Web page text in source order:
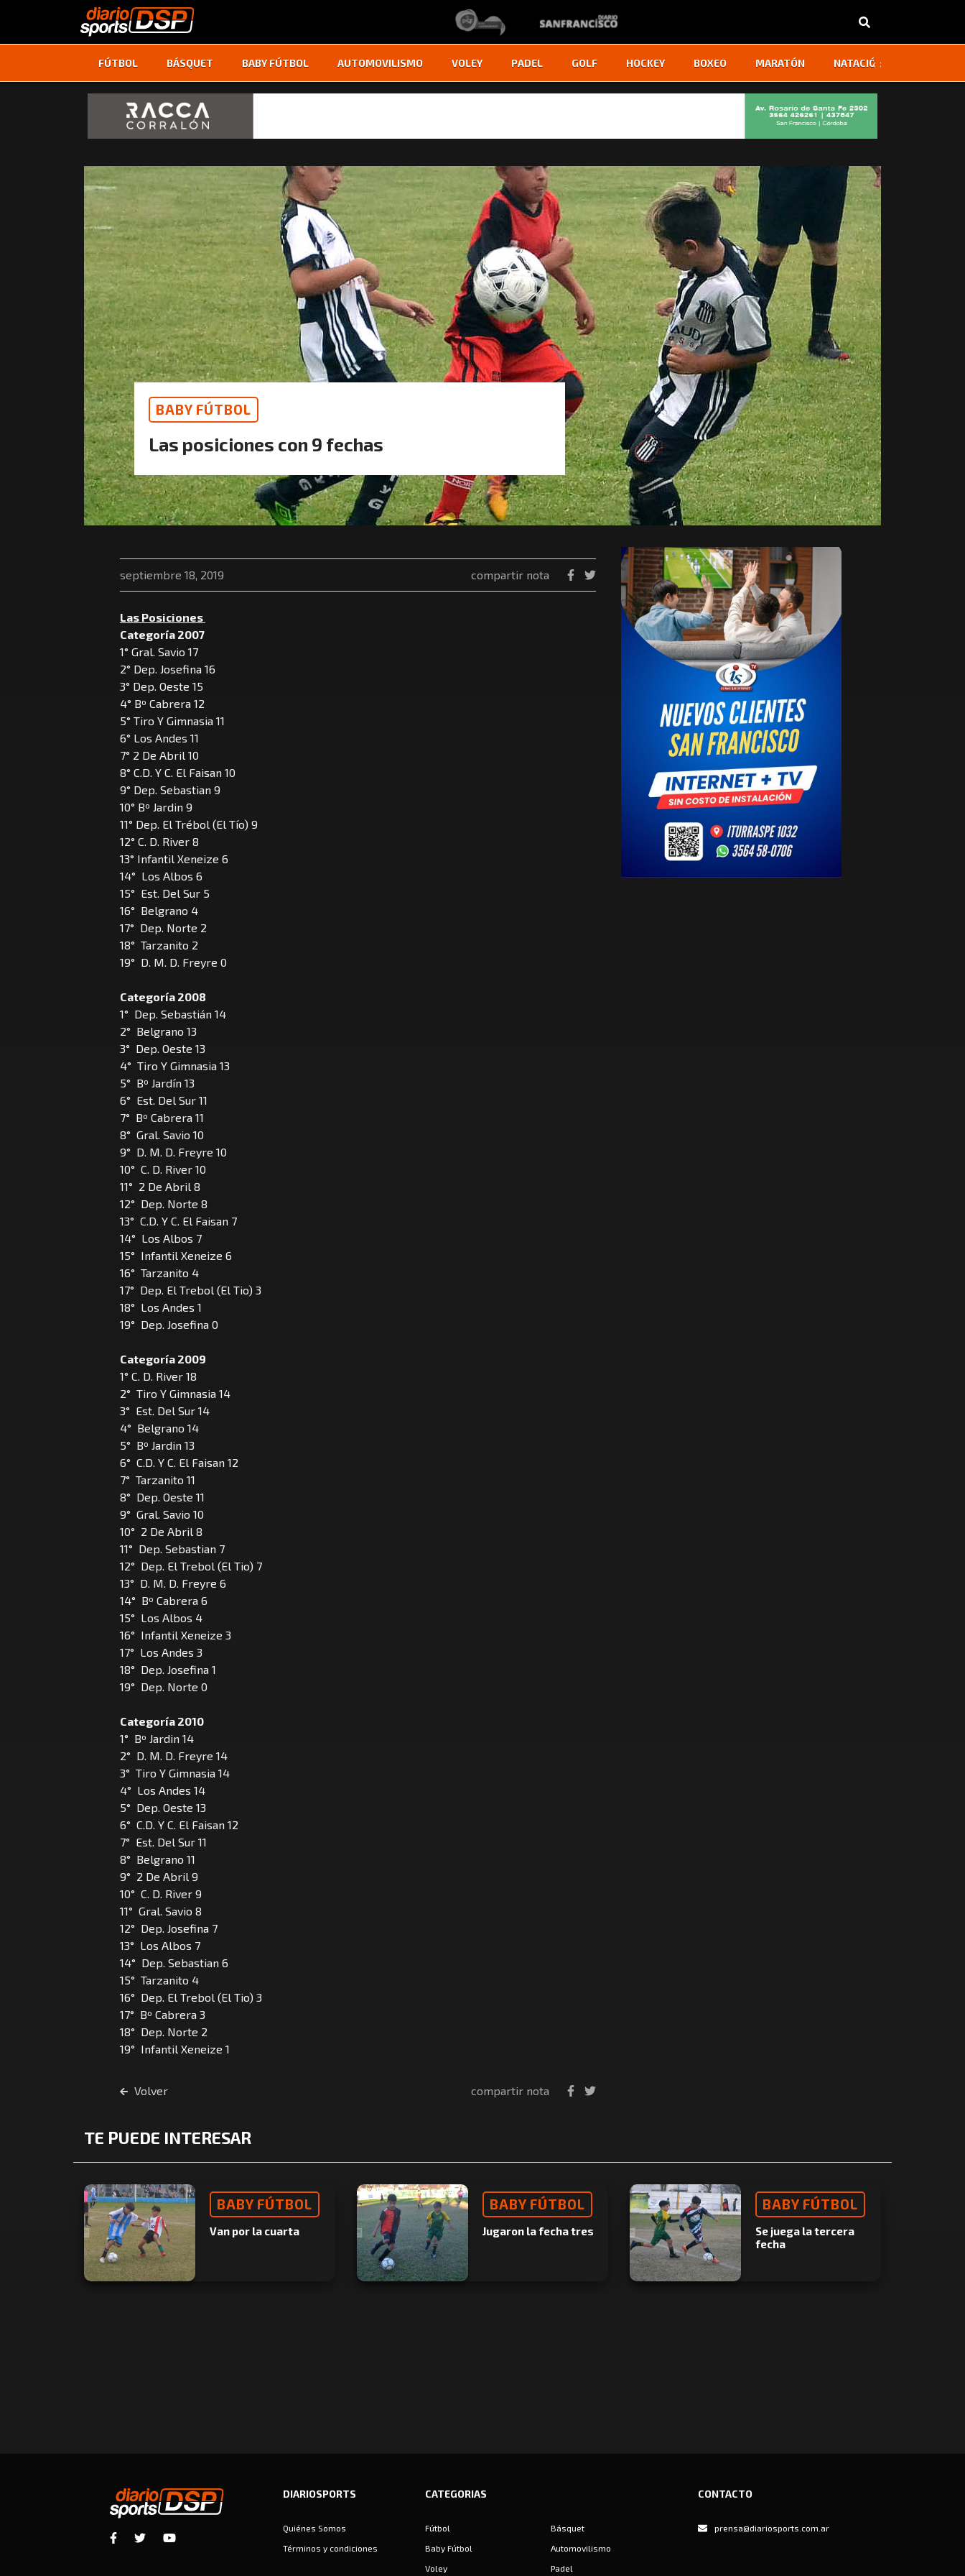
FÚTBOL BÁSQUET BABY FÚTBOL AUTOMOVILISMO VOLEY PADEL GOLF HOCKEY BOXEO MARATÓN NATACIÓN
‹ ›
BABY FÚTBOL
Las posiciones con 9 fechas
septiembre 18, 2019 compartir nota
Las Posiciones
Categoría 2007
1° Gral. Savio 17
2° Dep. Josefina 16
3° Dep. Oeste 15
4° Bº Cabrera 12
5° Tiro Y Gimnasia 11
6° Los Andes 11
7° 2 De Abril 10
8° C.D. Y C. El Faisan 10
9° Dep. Sebastian 9
10° Bº Jardin 9
11° Dep. El Trébol (El Tío) 9
12° C. D. River 8
13° Infantil Xeneize 6
14° Los Albos 6
15° Est. Del Sur 5
16° Belgrano 4
17° Dep. Norte 2
18° Tarzanito 2
19° D. M. D. Freyre 0
Categoría 2008
1° Dep. Sebastián 14
2° Belgrano 13
3° Dep. Oeste 13
4° Tiro Y Gimnasia 13
5° Bº Jardín 13
6° Est. Del Sur 11
7° Bº Cabrera 11
8° Gral. Savio 10
9° D. M. D. Freyre 10
10° C. D. River 10
11° 2 De Abril 8
12° Dep. Norte 8
13° C.D. Y C. El Faisan 7
14° Los Albos 7
15° Infantil Xeneize 6
16° Tarzanito 4
17° Dep. El Trebol (El Tio) 3
18° Los Andes 1
19° Dep. Josefina 0
Categoría 2009
1° C. D. River 18
2° Tiro Y Gimnasia 14
3° Est. Del Sur 14
4° Belgrano 14
5° Bº Jardin 13
6° C.D. Y C. El Faisan 12
7° Tarzanito 11
8° Dep. Oeste 11
9° Gral. Savio 10
10° 2 De Abril 8
11° Dep. Sebastian 7
12° Dep. El Trebol (El Tio) 7
13° D. M. D. Freyre 6
14° Bº Cabrera 6
15° Los Albos 4
16° Infantil Xeneize 3
17° Los Andes 3
18° Dep. Josefina 1
19° Dep. Norte 0
Categoría 2010
1° Bº Jardin 14
2° D. M. D. Freyre 14
3° Tiro Y Gimnasia 14
4° Los Andes 14
5° Dep. Oeste 13
6° C.D. Y C. El Faisan 12
7° Est. Del Sur 11
8° Belgrano 11
9° 2 De Abril 9
10° C. D. River 9
11° Gral. Savio 8
12° Dep. Josefina 7
13° Los Albos 7
14° Dep. Sebastian 6
15° Tarzanito 4
16° Dep. El Trebol (El Tio) 3
17° Bº Cabrera 3
18° Dep. Norte 2
19° Infantil Xeneize 1
Volver compartir nota
TE PUEDE INTERESAR
BABY FÚTBOL
Van por la cuarta
BABY FÚTBOL
Jugaron la fecha tres
BABY FÚTBOL
Se juega la tercera
fecha
DIARIOSPORTS
Quiénes Somos
Términos y condiciones
CATEGORIAS
Fútbol
Básquet
Baby Fútbol
Automovilismo
Voley
Padel
CONTACTO
prensa@diariosports.com.ar